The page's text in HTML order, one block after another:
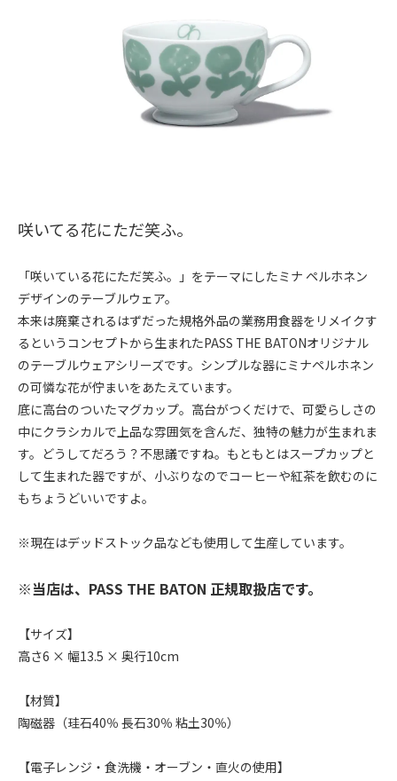
咲いてる花にただ笑ふ。
「咲いている花にただ笑ふ。」をテーマにしたミナ ペルホネン
デザインのテーブルウェア。
本来は廃棄されるはずだった規格外品の業務用食器をリメイクす
るというコンセプトから生まれたPASS THE BATONオリジナル
のテーブルウェアシリーズです。シンプルな器にミナペルホネン
の可憐な花が佇まいをあたえています。
底に高台のついたマグカップ。高台がつくだけで、可愛らしさの
中にクラシカルで上品な雰囲気を含んだ、独特の魅力が生まれま
す。どうしてだろう？不思議ですね。もともとはスープカップと
して生まれた器ですが、小ぶりなのでコーヒーや紅茶を飲むのに
もちょうどいいですよ。
※現在はデッドストック品なども使用して生産しています。
※当店は、PASS THE BATON 正規取扱店です。
【サイズ】
高さ6 × 幅13.5 × 奥行10cm
【材質】
陶磁器（珪石40％ 長石30％ 粘土30％）
【電子レンジ・食洗機・オーブン・直火の使用】